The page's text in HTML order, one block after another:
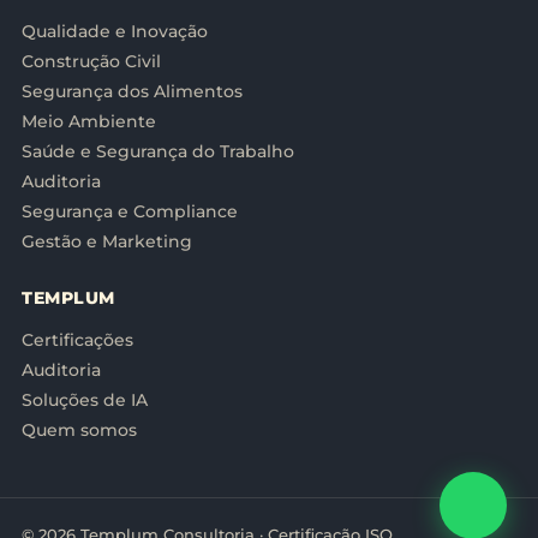
Qualidade e Inovação
Construção Civil
Segurança dos Alimentos
Meio Ambiente
Saúde e Segurança do Trabalho
Auditoria
Segurança e Compliance
Gestão e Marketing
TEMPLUM
Certificações
Auditoria
Soluções de IA
Quem somos
© 2026 Templum Consultoria · Certificação ISO